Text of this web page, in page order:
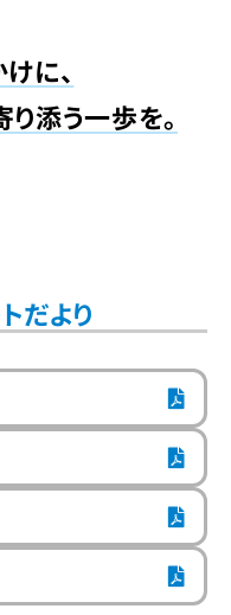
に、
り添う一歩を。
だより